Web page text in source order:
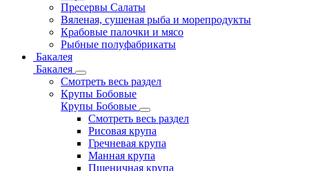
Пресервы Салаты
Вяленая, сушеная рыба и морепродукты
Крабовые палочки и мясо
Рыбные полуфабрикаты
Бакалея
Бакалея
Смотреть весь раздел
Крупы Бобовые
Крупы Бобовые
Смотреть весь раздел
Рисовая крупа
Гречневая крупа
Манная крупа
Пшеничная крупа